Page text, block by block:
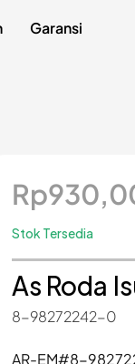
Garansi
Rp
Stok Tersedia
As Roda
8-98272242-0
AR-EM#8-